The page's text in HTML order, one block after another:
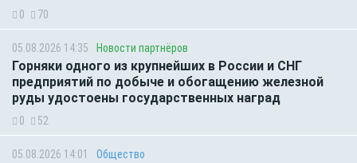
0 70
05.08.2026 14:35 Новости партнёров
Горняки одного из крупнейших в России и СНГ
предприятий по добыче и обогащению железной
руды удостоены государственных наград
0 52
05.08.2026 14:01 Общество